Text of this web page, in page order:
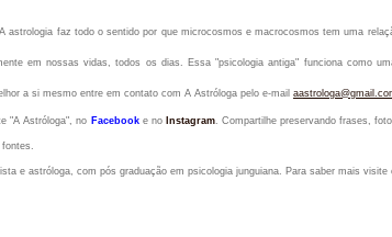
A astrologia faz todo o sentido por que microcosmos e macrocosmos tem uma
em nossas vidas, todos os dias. Essa "psicologia antiga" funciona como
a si mesmo entre em contato com A Astróloga pelo e-mail
"A Astróloga", no Facebook e no Instagram. Compartilhe preservando frases,
e astróloga, com pós graduação em psicologia junguiana. Para saber mais visite